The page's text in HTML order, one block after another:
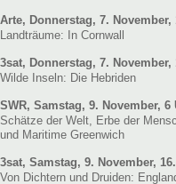
Arte, Donnerstag, 7. November,
Landträume: In Cornwall
3sat, Donnerstag, 7. November,
Wilde Inseln: Die Hebriden
SWR, Samstag, 9. November, 6
Schätze der Welt, Erbe der
und Maritime Greenwich
3sat, Samstag, 9. November,
Von Dichtern und Druiden: